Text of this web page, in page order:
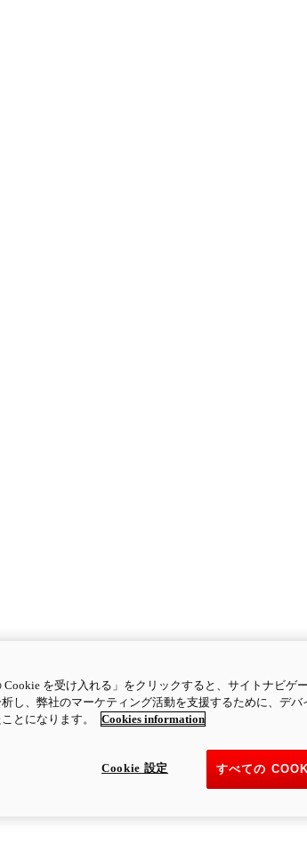
Cookie を受け入れる」をクリックすると、サイトナビゲ
し、弊社のマーケティング活動を支援するために、デバ
とになります。
Cookies information
すべての
Cookie 設定